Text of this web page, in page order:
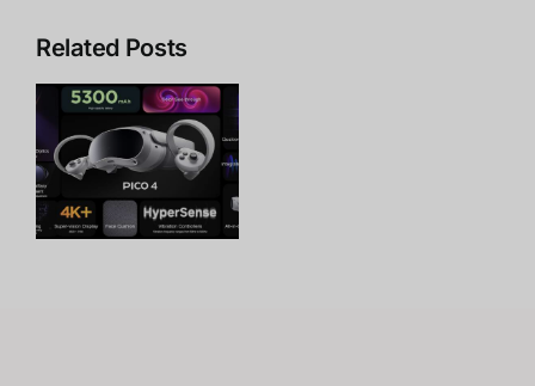
Related Posts